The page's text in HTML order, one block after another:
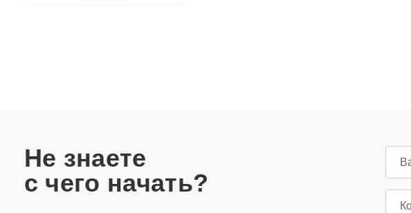
Не знаете
с чего начать?